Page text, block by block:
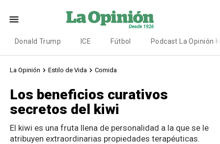
Donald Trump ICE Fútbol Podcast La Opinión
La Opinión Estilo de Vida Comida
Los beneficios curativos
secretos del kiwi
El kiwi es una fruta llena de personalidad a la que se le
atribuyen extraordinarias propiedades terapéuticas.